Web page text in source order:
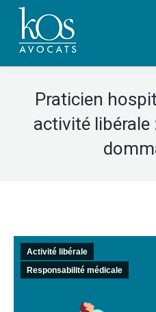
Praticien
activité libérale
Activité libérale
Responsabilité médicale